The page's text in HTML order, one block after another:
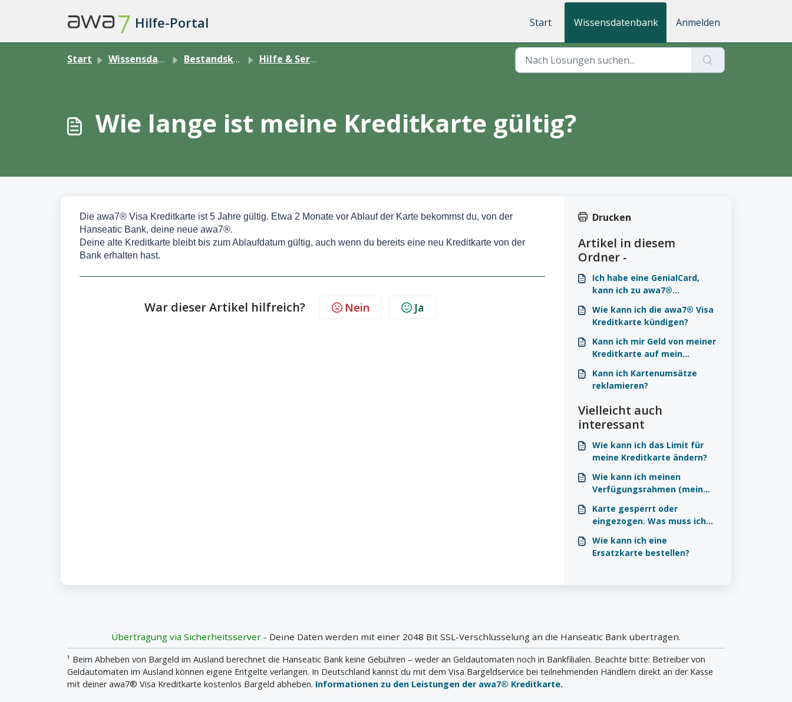
Hilfe-Portal Start Wissensdatenbank Anmelden
Start Wissensdatenbank Bestandskund:in Hilfe & Services
Wie lange ist meine Kreditkarte gültig?
Die awa7® Visa Kreditkarte ist 5 Jahre gültig. Etwa 2 Monate vor Ablauf der Karte bekommst du, von der
Hanseatic Bank, deine neue awa7®.
Deine alte Kreditkarte bleibt bis zum Ablaufdatum gültig, auch wenn du bereits eine neu Kreditkarte von der
Bank erhalten hast.
War dieser Artikel hilfreich? Nein Ja
Drucken
Artikel in diesem
Ordner -
Ich habe eine GenialCard,
kann ich zu awa7®
Wie kann ich die awa7® Visa
Kreditkarte kündigen?
Kann ich mir Geld von meiner
Kreditkarte auf mein
Kann ich Kartenumsätze
reklamieren?
Vielleicht auch
interessant
Wie kann ich das Limit für
meine Kreditkarte ändern?
Wie kann ich meinen
Verfügungsrahmen (mein
Karte gesperrt oder
eingezogen. Was muss ich
Wie kann ich eine
Ersatzkarte bestellen?
Übertragung via Sicherheitsserver - Deine Daten werden mit einer 2048 Bit SSL-Verschlüsselung an die Hanseatic Bank übertragen.
¹ Beim Abheben von Bargeld im Ausland berechnet die Hanseatic Bank keine Gebühren – weder an Geldautomaten noch in Bankfilialen. Beachte bitte: Betreiber von
Geldautomaten im Ausland können eigene Entgelte verlangen. In Deutschland kannst du mit dem Visa Bargeldservice bei teilnehmenden Händlern direkt an der Kasse
mit deiner awa7® Visa Kreditkarte kostenlos Bargeld abheben. Informationen zu den Leistungen der awa7® Kreditkarte.